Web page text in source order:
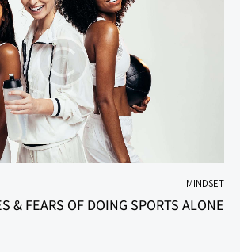
MINDSET
& FEARS OF DOING SPORTS ALONE